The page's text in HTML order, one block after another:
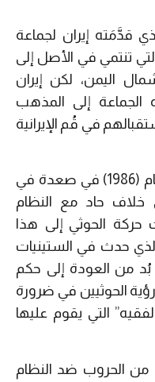
قدَّمَته إيران لجماعة
تنتمي في الأصل إلى
اليمن، لكن إيران
إلى المذهب
في قُم الإيرانية
وكانت حركة الحوثي قد نشأت عام (1986) في صعدة في
خلاف حاد مع النظام
الحوثي إلى هذا
الذي حدث في الستينيات
بُد من العودة إلى حكم
الحوثيين في ضرورة
التي يقوم عليها
من الحروب ضد النظام